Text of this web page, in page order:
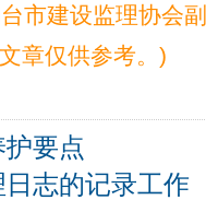
市建设监理协会
章仅供参考。)
要点
志的记录工作